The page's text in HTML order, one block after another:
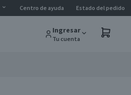
Centro de ayuda Estado del pedido
Ingresar
Tu cuenta